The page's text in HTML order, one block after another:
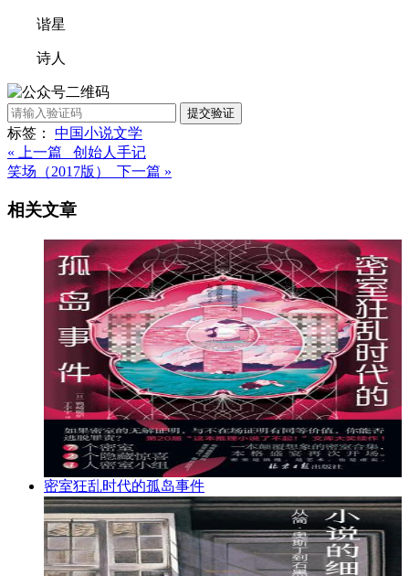
谐星
诗人
提交验证
标签： 中国小说文学
« 上一篇 创始人手记
笑场（2017版） 下一篇 »
相关文章
密室狂乱时代的孤岛事件